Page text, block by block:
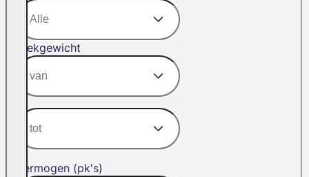
Trekgewicht
Vermogen (pk's)